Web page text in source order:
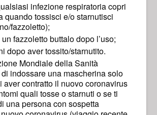
infezione respiratoria copri
quando tossisci e/o starnutisci
fazzoletto);
fazzoletto buttalo dopo l’uso;
dopo aver tossito/starnutito.
Mondiale della Sanità
indossare una mascherina solo
aver contratto il nuovo coronavirus
quali tosse o starnuti o se ti
una persona con sospetta